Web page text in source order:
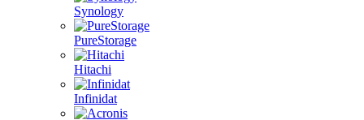
Synology
PureStorage
Hitachi
Infinidat